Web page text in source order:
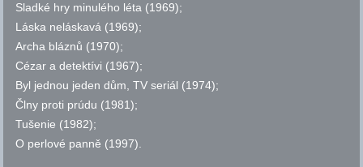
Sladké hry minulého léta (1969);
Láska neláskavá (1969);
Archa bláznů (1970);
Cézar a detektívi (1967);
Byl jednou jeden dům, TV seriál (1974);
Člny proti prúdu (1981);
Tušenie (1982);
O perlové panně (1997).